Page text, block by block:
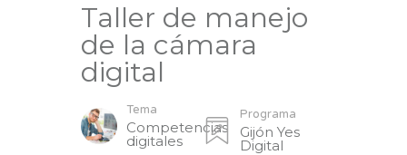
Taller de manejo
de la cámara
digital
Tema
Competencias
digitales
Programa
Gijón Yes
Digital